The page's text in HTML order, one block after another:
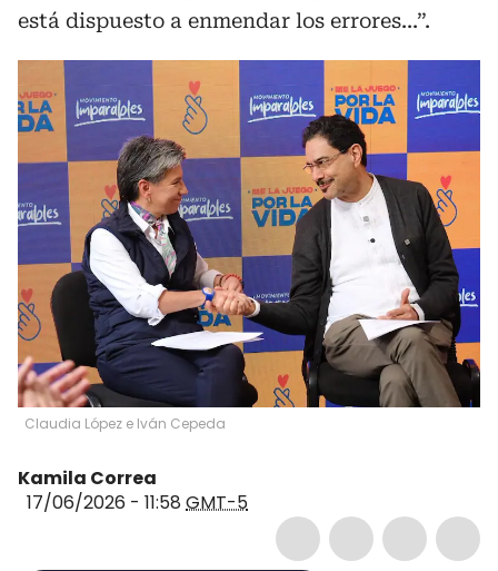
está dispuesto a enmendar los errores...”.
Claudia López e Iván Cepeda
Kamila Correa
17/06/2026 - 11:58 GMT-5